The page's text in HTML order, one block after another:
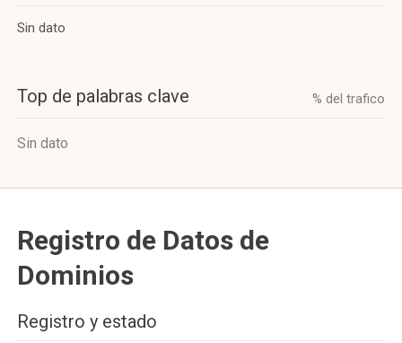
Sin dato
Top de palabras clave % del trafico
Sin dato
Registro de Datos de
Dominios
Registro y estado